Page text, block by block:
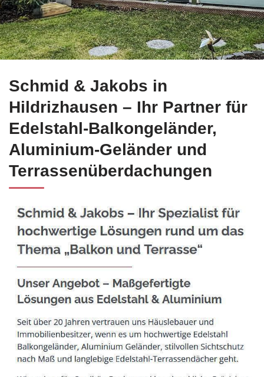
Direkt bei ☀️Schmid-Jakobs.de für Hildrizhausen Edelstahl
Schmid & Jakobs in
Hildrizhausen – Ihr Partner für
Edelstahl-Balkongeländer,
Aluminium-Geländer und
Terrassenüberdachungen